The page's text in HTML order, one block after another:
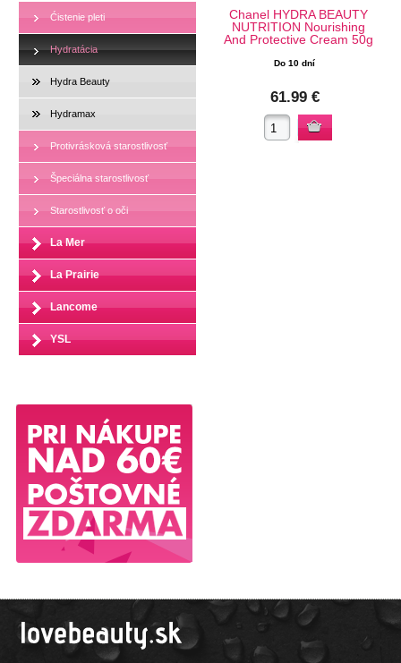
Ćistenie pleti
Hydratácia
Hydra Beauty
Hydramax
Protivrásková starostlivosť
Špeciálna starostlivosť
Starostlivosť o oči
La Mer
La Prairie
Lancome
YSL
Chanel HYDRA BEAUTY
NUTRITION Nourishing
And Protective Cream 50g
Do 10 dní
61.99 €